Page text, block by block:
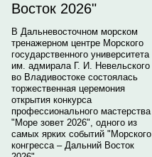
Восток 2026"
В Дальневосточном морском
тренажерном центре Морского
государственного университета
им. адмирала Г. И. Невельского
во Владивостоке состоялась
торжественная церемония
открытия конкурса
профессионального мастерства
"Море зовет 2026", одного из
самых ярких событий "Морского
конгресса – Дальний Восток